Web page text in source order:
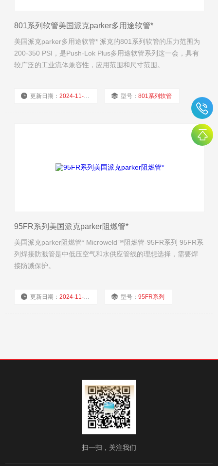
801系列软管美国派克parker多用途软管*
美国派克parker多用途软管* 派克的801系列软管的压力范围为
200-350 PSI，是Push-Lok Plus多用途软管系列这一会，具有
较广泛的工业流体兼容性，应用范围和尺寸范围。
更新日期：2024-11-21 型号：801系列软管
95FR系列美国派克parker阻燃管*
美国派克parker阻燃管* Microweld™阻燃管-95FR系列 95FR系
列焊接防溅管是中低压空气和水供应管线的理想选择，需要焊
接防溅保护。
更新日期：2024-11-21 型号：95FR系列
扫一扫，关注我们